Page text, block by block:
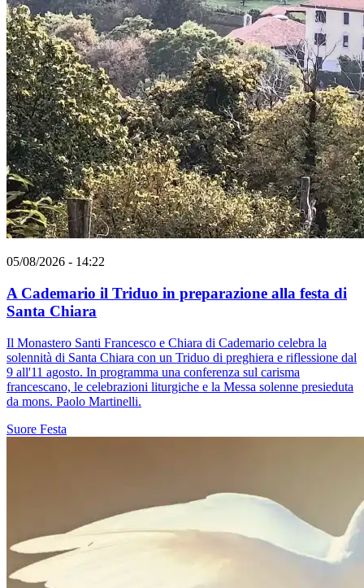
05/08/2026 - 14:22
A Cademario il Triduo in preparazione alla festa di
Santa Chiara
Il Monastero Santi Francesco e Chiara di Cademario celebra la
solennità di Santa Chiara con un Triduo di preghiera e riflessione dal
9 all'11 agosto. In programma una conferenza sul carisma
francescano, le celebrazioni liturgiche e la Messa solenne presieduta
da mons. Paolo Martinelli.
Suore Festa